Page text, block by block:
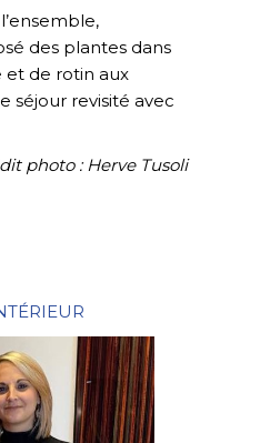
des plantes dans
et de rotin aux
séjour revisité avec
photo : Herve Tusoli